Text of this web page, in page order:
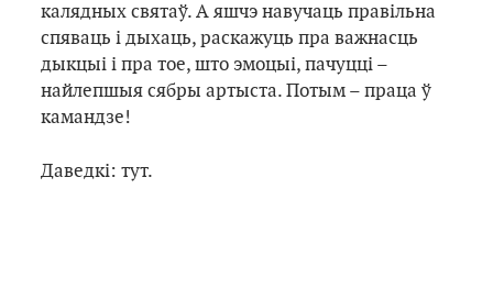
калядных святаў. А яшчэ навучаць правільна
спяваць і дыхаць, раскажуць пра важнасць
дыкцыі і пра тое, што эмоцыі, пачуцці –
найлепшыя сябры артыста. Потым – праца ў
камандзе!
Даведкі: тут.